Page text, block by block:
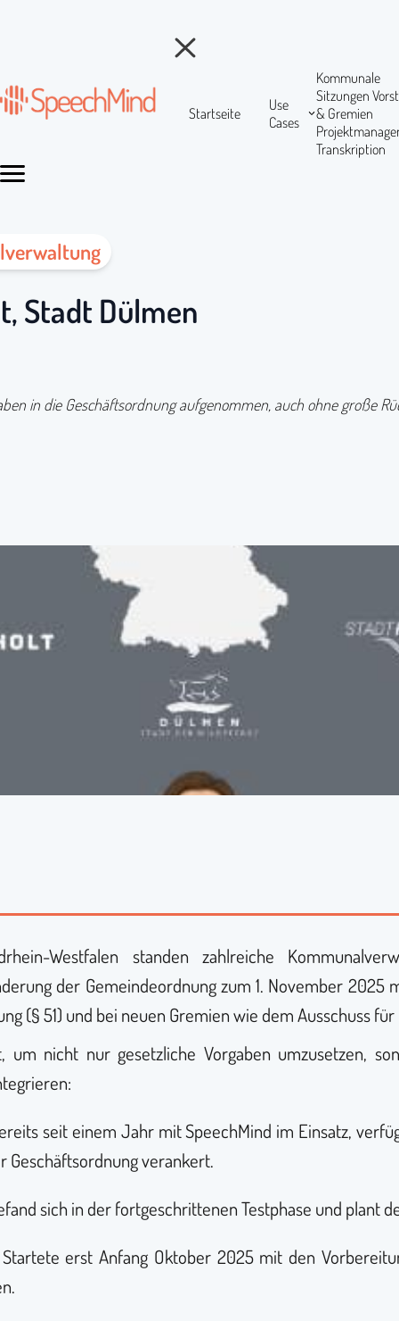
Startseite
Use
Cases
Kommunale
Sitzungen
& Gremien
Transkription
Stadt Dülmen
in die Geschäftsordnung aufgenommen, auch ohne große
Westfalen standen zahlreiche
der Gemeindeordnung zum 1. November 2025
(§ 51) und bei neuen Gremien wie dem Ausschuss
um nicht nur gesetzliche Vorgaben umzusetzen,
seit einem Jahr mit SpeechMind im Einsatz,
Geschäftsordnung verankert.
sich in der fortgeschrittenen Testphase und plant
erst Anfang Oktober 2025 mit den